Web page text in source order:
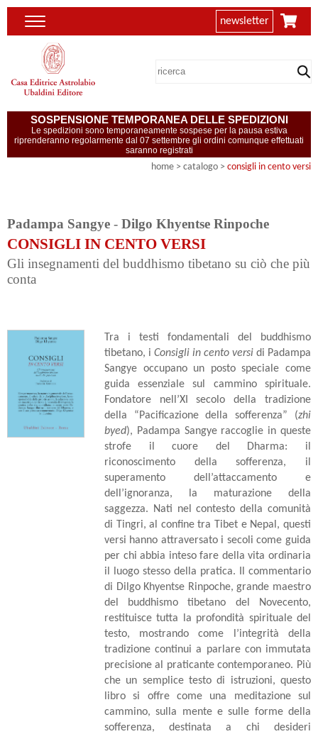
newsletter
SOSPENSIONE TEMPORANEA DELLE SPEDIZIONI
Le spedizioni sono temporaneamente sospese per la pausa estiva
riprenderanno regolarmente dal 07 settembre gli ordini comunque effettuati
saranno registrati
home > catalogo > consigli in cento versi
Padampa Sangye - Dilgo Khyentse Rinpoche
CONSIGLI IN CENTO VERSI
Gli insegnamenti del buddhismo tibetano su ciò che più
conta
Tra i testi fondamentali del buddhismo
tibetano, i Consigli in cento versi di Padampa
Sangye occupano un posto speciale come
guida essenziale sul cammino spirituale.
Fondatore nell’XI secolo della tradizione
della “Pacificazione della sofferenza” (zhi
byed), Padampa Sangye raccoglie in queste
strofe il cuore del Dharma: il
riconoscimento della sofferenza, il
superamento dell’attaccamento e
dell’ignoranza, la maturazione della
saggezza. Nati nel contesto della comunità
di Tingri, al confine tra Tibet e Nepal, questi
versi hanno attraversato i secoli come guida
per chi abbia inteso fare della vita ordinaria
il luogo stesso della pratica. Il commentario
di Dilgo Khyentse Rinpoche, grande maestro
del buddhismo tibetano del Novecento,
restituisce tutta la profondità spirituale del
testo, mostrando come l’integrità della
tradizione continui a parlare con immutata
precisione al praticante contemporaneo. Più
che un semplice testo di istruzioni, questo
libro si offre come una meditazione sul
cammino, sulla mente e sulle forme della
sofferenza, destinata a chi desideri